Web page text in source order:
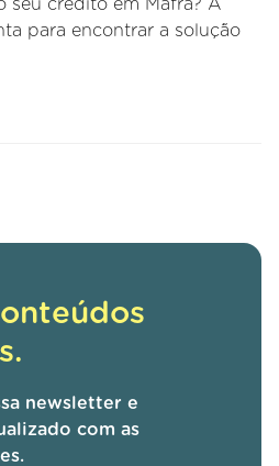
seu crédito em Mafra? A
para encontrar a solução
newsletter e
com as